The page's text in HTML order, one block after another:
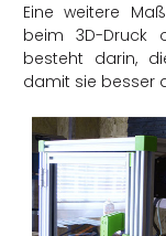
Eine weitere
beim 3D-Druck
besteht darin,
damit sie besser